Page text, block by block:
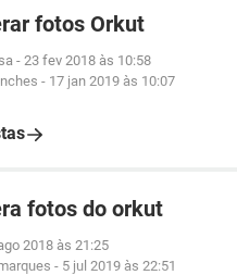
fotos Orkut
- 23 fev 2018 às 10:58
- 17 jan 2019 às 10:07
fotos do orkut
2018 às 21:25
- 5 jul 2019 às 22:51